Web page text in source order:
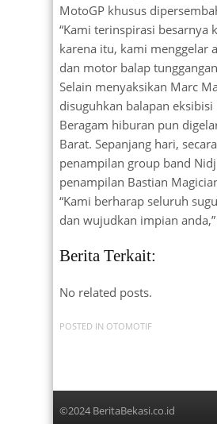
MotoGP khusus
“Kami terinspirasi besarnya
karena itu, kami menggelar
dan motor balap
Selain menyaksikan Marc
disuguhkan balapan
Beragam hiburan pun
Barat. Sepanjang hari,
penampilan group band
penampilan Bastian
“Kami berharap seluruh
dan wujudkan impian
Berita Terkait:
No related posts.
POSTED IN OTOMOTIF
©2024 BeritaBekasi.co.id